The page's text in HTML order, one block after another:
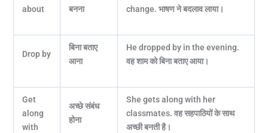
about
बनना
change. भाषण ने बदलाव लाया।
Drop by
बिना बताए
आना
He dropped by in the evening.
वह शाम को बिना बताए आया।
Get
along
with
अच्छे संबंध
होना
She gets along with her
classmates. वह सहपाठियों के साथ
अच्छी बनती है।